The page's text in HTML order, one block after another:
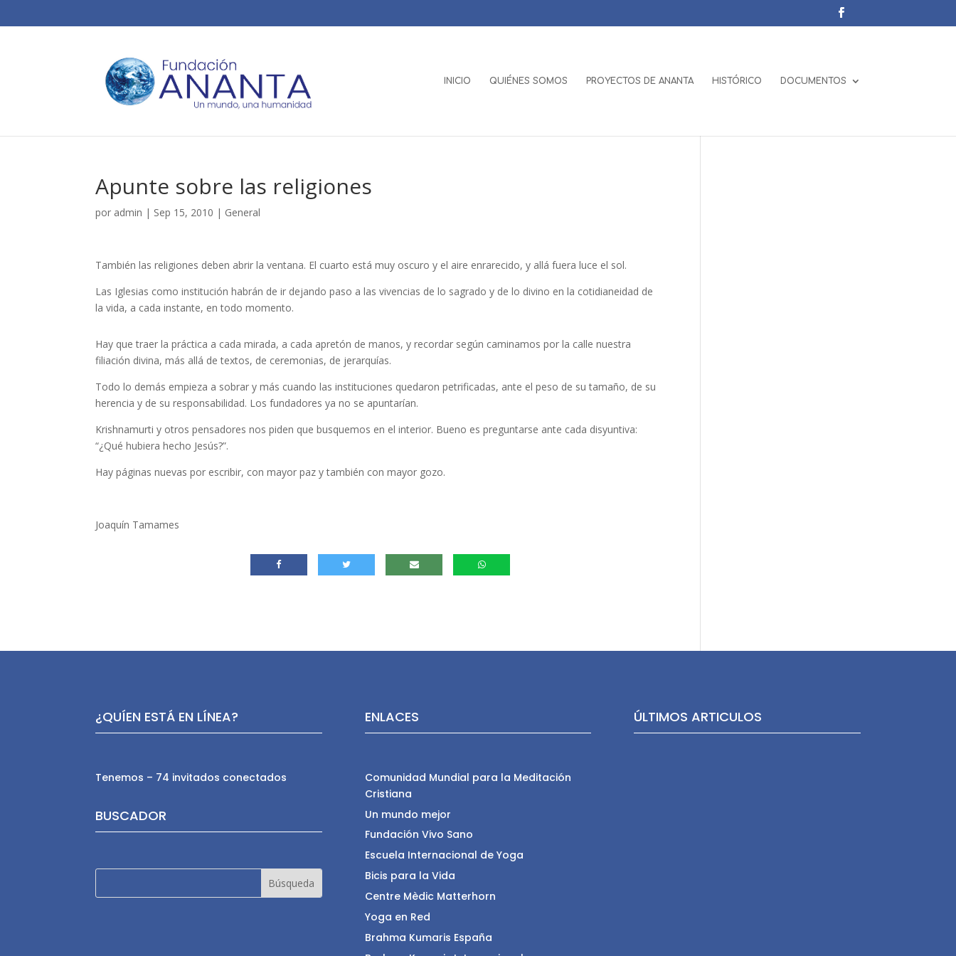
INICIO QUIÉNES SOMOS PROYECTOS DE ANANTA HISTÓRICO DOCUMENTOS
Apunte sobre las religiones
por admin | Sep 15, 2010 | General
También las religiones deben abrir la ventana. El cuarto está muy oscuro y el aire enrarecido, y allá fuera luce el sol.
Las Iglesias como institución habrán de ir dejando paso a las vivencias de lo sagrado y de lo divino en la cotidianeidad de
la vida, a cada instante, en todo momento.
Hay que traer la práctica a cada mirada, a cada apretón de manos, y recordar según caminamos por la calle nuestra
filiación divina, más allá de textos, de ceremonias, de jerarquías.
Todo lo demás empieza a sobrar y más cuando las instituciones quedaron petrificadas, ante el peso de su tamaño, de su
herencia y de su responsabilidad. Los fundadores ya no se apuntarían.
Krishnamurti y otros pensadores nos piden que busquemos en el interior. Bueno es preguntarse ante cada disyuntiva:
“¿Qué hubiera hecho Jesús?”.
Hay páginas nuevas por escribir, con mayor paz y también con mayor gozo.
Joaquín Tamames
¿QUÍEN ESTÁ EN LÍNEA?
Tenemos – 74 invitados conectados
BUSCADOR
ENLACES
Comunidad Mundial para la Meditación
Cristiana
Un mundo mejor
Fundación Vivo Sano
Escuela Internacional de Yoga
Bicis para la Vida
Centre Mèdic Matterhorn
Yoga en Red
Brahma Kumaris España
ÚLTIMOS ARTICULOS